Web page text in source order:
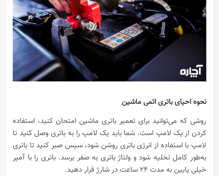
نحوه احیای باتری اتمی ماشین
روشی که می‌توانید برای تعمیر باتری ماشین امتحان کنید، استفاده
کردن از یک لامپ است. شما باید یک لامپ را به باتری وصل کنید تا
لامپ با استفاده از انرژی باتری روشن شود، سپس صبر کنید تا باتری
به‌طور کامل تخلیه شود و ولتاژ باتری به صفر برسد. باتری را با آمپر
خیلی پایین به مدت 24 ساعت در شارژ قرار دهید.